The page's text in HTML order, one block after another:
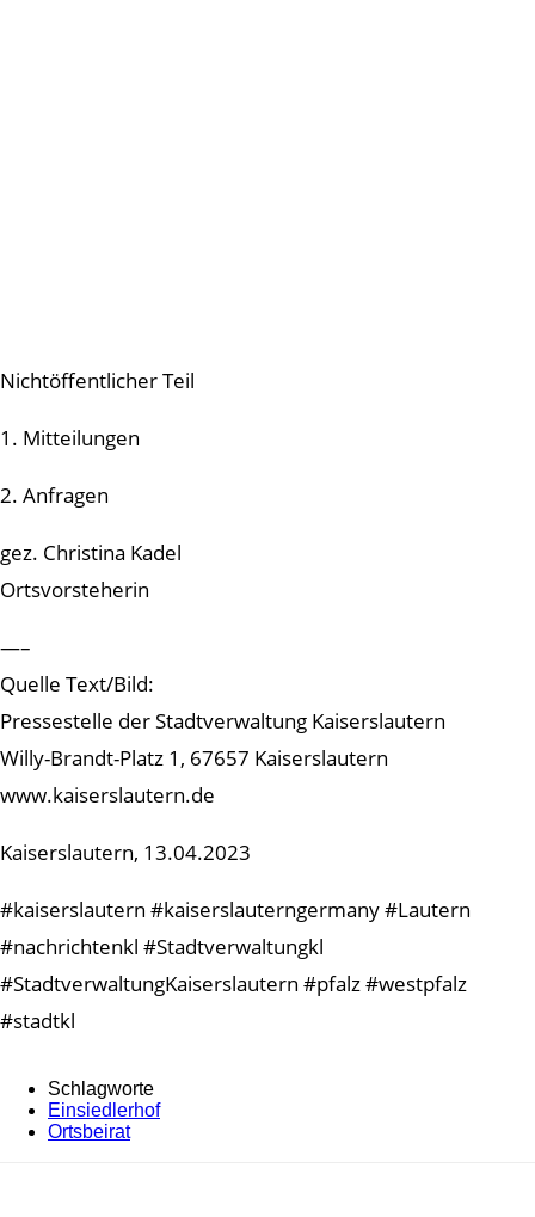
Nichtöffentlicher Teil
1. Mitteilungen
2. Anfragen
gez. Christina Kadel
Ortsvorsteherin
—–
Quelle Text/Bild:
Pressestelle der Stadtverwaltung Kaiserslautern
Willy-Brandt-Platz 1, 67657 Kaiserslautern
www.kaiserslautern.de
Kaiserslautern, 13.04.2023
#kaiserslautern #kaiserslauterngermany #Lautern
#nachrichtenkl #Stadtverwaltungkl
#StadtverwaltungKaiserslautern #pfalz #westpfalz
#stadtkl
Schlagworte
Einsiedlerhof
Ortsbeirat